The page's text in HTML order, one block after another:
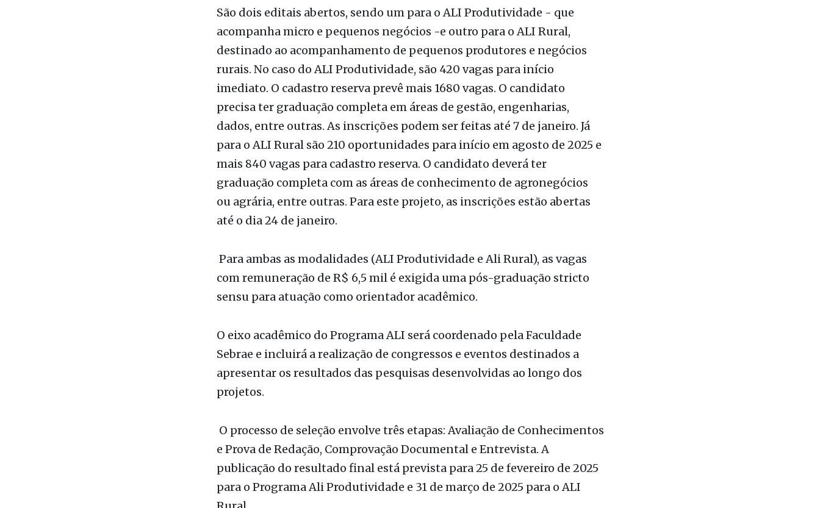
destinado ao acompanhamento de pequenos produtores e negócios
rurais. No caso do ALI Produtividade, são 420 vagas para início
imediato. O cadastro reserva prevê mais 1680 vagas. O candidato
precisa ter graduação completa em áreas de gestão, engenharias,
dados, entre outras. As inscrições podem ser feitas até 7 de janeiro. Já
para o ALI Rural são 210 oportunidades para início em agosto de 2025 e
mais 840 vagas para cadastro reserva. O candidato deverá ter
graduação completa com as áreas de conhecimento de agronegócios
ou agrária, entre outras. Para este projeto, as inscrições estão abertas
até o dia 24 de janeiro.
Para ambas as modalidades (ALI Produtividade e Ali Rural), as vagas
sensu para atuação como orientador acadêmico.
O eixo acadêmico do Programa ALI será coordenado pela Faculdade
apresentar os resultados das pesquisas desenvolvidas ao longo dos
projetos.
O processo de seleção envolve três etapas: Avaliação de Conhecimentos
publicação do resultado final está prevista para 25 de fevereiro de 2025
para o Programa Ali Produtividade e 31 de março de 2025 para o ALI
Rural.
Para mais informações sobre os dois programas basta consultar os